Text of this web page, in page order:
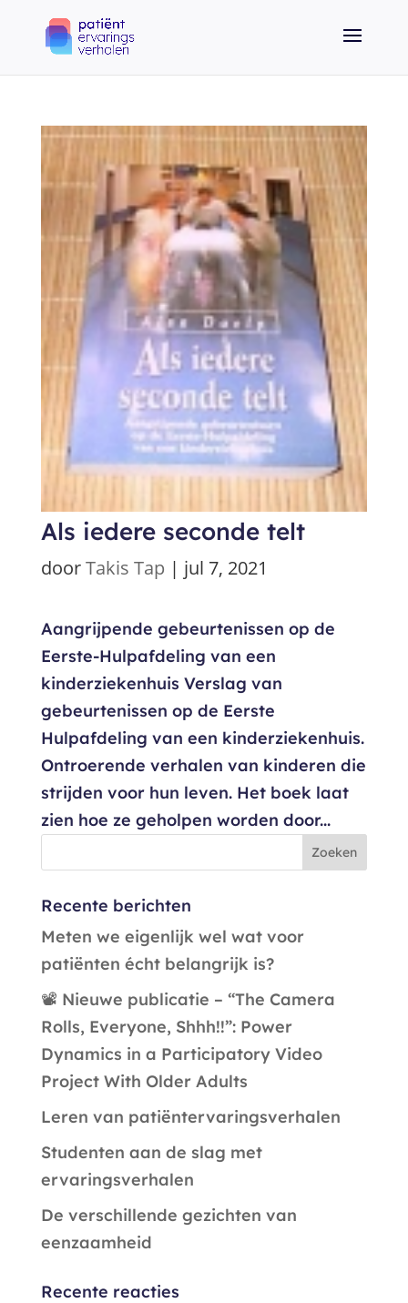
Als iedere seconde telt
doorTakis Tap | jul 7, 2021
Aangrijpende gebeurtenissen op de
Eerste-Hulpafdeling van een
kinderziekenhuis Verslag van
gebeurtenissen op de Eerste
Hulpafdeling van een kinderziekenhuis.
Ontroerende verhalen van kinderen die
strijden voor hun leven. Het boek laat
zien hoe ze geholpen worden door...
Recente berichten
Meten we eigenlijk wel wat voor
patiënten écht belangrijk is?
📽️ Nieuwe publicatie – “The Camera
Rolls, Everyone, Shhh!!”: Power
Dynamics in a Participatory Video
Project With Older Adults
Leren van patiëntervaringsverhalen
Studenten aan de slag met
ervaringsverhalen
De verschillende gezichten van
eenzaamheid
Recente reacties